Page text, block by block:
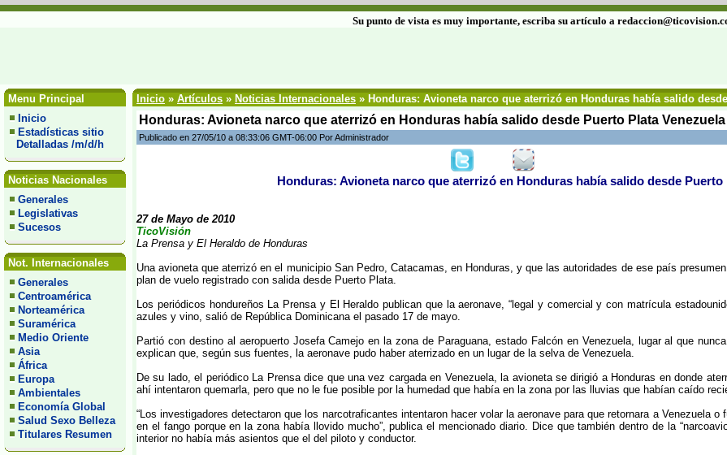
Su punto de vista es muy importante, escriba su artículo a
Menu Principal
Inicio
Estadísticas sitio
Detalladas /m/d/h
Noticias Nacionales
Generales
Legislativas
Sucesos
Not. Internacionales
Generales
Centroamérica
Norteamérica
Suramérica
Medio Oriente
Asia
África
Europa
Ambientales
Economía Global
Salud Sexo Belleza
Titulares Resumen
Inicio » Artículos » Noticias Internacionales » Honduras: Avioneta narco que aterrizó en Honduras había salido
Honduras: Avioneta narco que aterrizó en Honduras había salido desde Puerto Plata
Publicado en 27/05/10 a 08:33:06 GMT-06:00 Por Administrador
Honduras: Avioneta narco que aterrizó en Honduras había salido desde Puerto
27 de Mayo de 2010
TicoVisión
La Prensa y El Heraldo de Honduras
Una avioneta que aterrizó en el municipio San Pedro, Catacamas, en Honduras, y que las autoridades de ese país
plan de vuelo registrado con salida desde Puerto Plata.
Los periódicos hondureños La Prensa y El Heraldo publican que la aeronave, “legal y comercial y con matrícula
azules y vino, salió de República Dominicana el pasado 17 de mayo.
Partió con destino al aeropuerto Josefa Camejo en la zona de Paraguana, estado Falcón en Venezuela, lugar al que
explican que, según sus fuentes, la aeronave pudo haber aterrizado en un lugar de la selva de Venezuela.
De su lado, el periódico La Prensa dice que una vez cargada en Venezuela, la avioneta se dirigió a Honduras en donde
ahí intentaron quemarla, pero que no le fue posible por la humedad que había en la zona por las lluvias que habían caído
“Los investigadores detectaron que los narcotraficantes intentaron hacer volar la aeronave para que retornara a Venezuela
en el fango porque en la zona había llovido mucho”, publica el mencionado diario. Dice que también dentro de la
interior no había más asientos que el del piloto y conductor.